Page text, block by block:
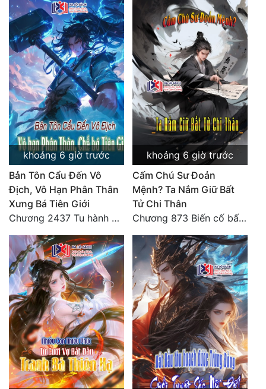
khoảng 6 giờ trước
Bản Tôn Cẩu Đến Vô
Địch, Vô Hạn Phân Thân
Xưng Bá Tiên Giới
Chương 2437 Tu hành không nỗ lực, vào Thái Hoàng Phiên làm huynh đệ!
khoảng 6 giờ trước
Cấm Chú Sư Đoản
Mệnh? Ta Nắm Giữ Bất
Tử Chi Thân
Chương 873 Biến cố bất ngờ